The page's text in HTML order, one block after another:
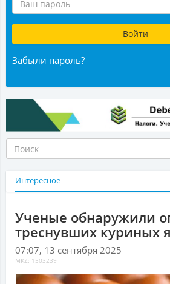
Забыли пароль?
Интересное
Ученые обнаружили
треснувших куриных
07:07, 13 сентября 2025
MKZ: 1503239